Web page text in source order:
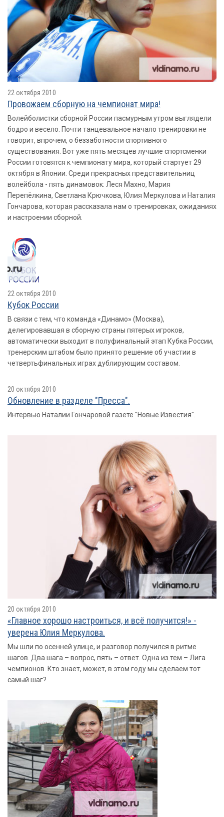
22 октября 2010
Провожаем сборную на чемпионат мира!
Волейболистки сборной России пасмурным утром выглядели
бодро и весело. Почти танцевальное начало тренировки не
говорит, впрочем, о беззаботности спортивного
существования. Вот уже пять месяцев лучшие спортсменки
России готовятся к чемпионату мира, который стартует 29
октября в Японии. Среди прекрасных представительниц
волейбола - пять динамовок: Леся Махно, Мария
Перепёлкина, Светлана Крючкова, Юлия Меркулова и Наталия
Гончарова, которая рассказала нам о тренировках, ожиданиях
и настроении сборной.
22 октября 2010
Кубок России
В связи с тем, что команда «Динамо» (Москва),
делегировавшая в сборную страны пятерых игроков,
автоматически выходит в полуфинальный этап Кубка России,
тренерским штабом было принято решение об участии в
четвертьфинальных играх дублирующим составом.
20 октября 2010
Обновление в разделе "Пресса".
Интервью Наталии Гончаровой газете "Новые Известия".
20 октября 2010
«Главное хорошо настроиться, и всё получится!» -
уверена Юлия Меркулова.
Мы шли по осенней улице, и разговор получился в ритме
шагов. Два шага – вопрос, пять – ответ. Одна из тем – Лига
чемпионов. Кто знает, может, в этом году мы сделаем тот
самый шаг?